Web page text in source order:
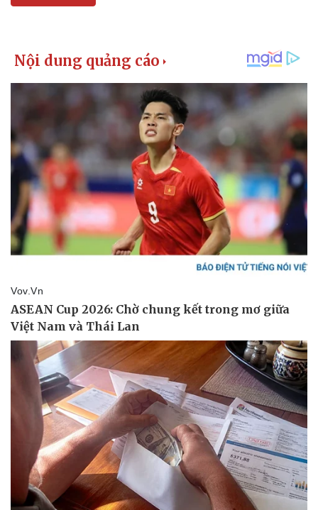
Kinh tế
Bất động sản
Khởi nghiệp
Thị trường
Giá vàng
Tiêu dùng
Tỷ giá
Chứng khoán
Giá cà phê